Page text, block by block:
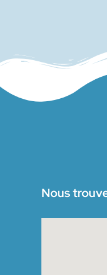
Nous trouver